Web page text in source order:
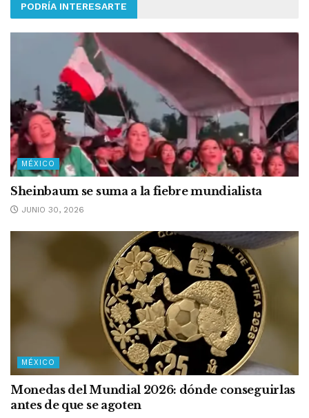
PODRÍA INTERESARTE
MÉXICO
Sheinbaum se suma a la fiebre mundialista
JUNIO 30, 2026
MÉXICO
Monedas del Mundial 2026: dónde conseguirlas
antes de que se agoten